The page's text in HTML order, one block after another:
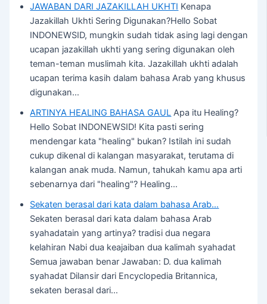
JAWABAN DARI JAZAKILLAH UKHTI Kenapa
Jazakillah Ukhti Sering Digunakan?Hello Sobat
INDONEWSID, mungkin sudah tidak asing lagi dengan
ucapan jazakillah ukhti yang sering digunakan oleh
teman-teman muslimah kita. Jazakillah ukhti adalah
ucapan terima kasih dalam bahasa Arab yang khusus
digunakan…
ARTINYA HEALING BAHASA GAUL Apa itu Healing?
Hello Sobat INDONEWSID! Kita pasti sering
mendengar kata "healing" bukan? Istilah ini sudah
cukup dikenal di kalangan masyarakat, terutama di
kalangan anak muda. Namun, tahukah kamu apa arti
sebenarnya dari "healing"? Healing…
Sekaten berasal dari kata dalam bahasa Arab…
Sekaten berasal dari kata dalam bahasa Arab
syahadatain yang artinya? tradisi dua negara
kelahiran Nabi dua keajaiban dua kalimah syahadat
Semua jawaban benar Jawaban: D. dua kalimah
syahadat Dilansir dari Encyclopedia Britannica,
sekaten berasal dari…